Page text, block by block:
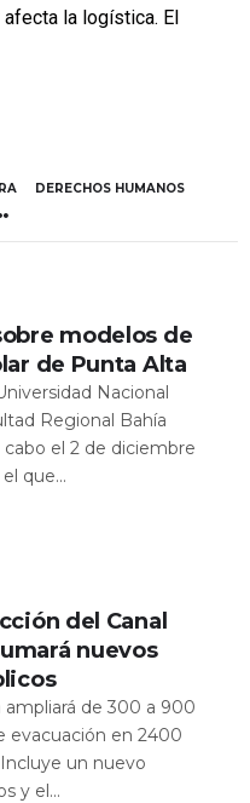
la logística. El
DERECHOS HUMANOS
modelos de
de Punta Alta
Nacional
Regional Bahía
cabo el 2 de diciembre
que...
del Canal
nuevos
ampliará de 300 a 900
evacuación en 2400
un nuevo
y el...